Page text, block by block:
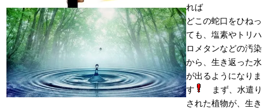
れば
どこの蛇口をひねっ
ても、塩素やトリハ
ロメタンなどの汚染
から、生き返った水
が出るようになりま
す
まず、水遣り
された植物が、生き